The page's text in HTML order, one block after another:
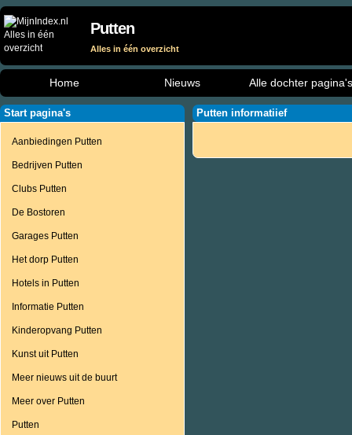
Putten
Alles in één overzicht
Home Nieuws Alle dochter pagina's
Start pagina's
Aanbiedingen Putten
Bedrijven Putten
Clubs Putten
De Bostoren
Garages Putten
Het dorp Putten
Hotels in Putten
Informatie Putten
Kinderopvang Putten
Kunst uit Putten
Meer nieuws uit de buurt
Meer over Putten
Putten
Putten informatiief